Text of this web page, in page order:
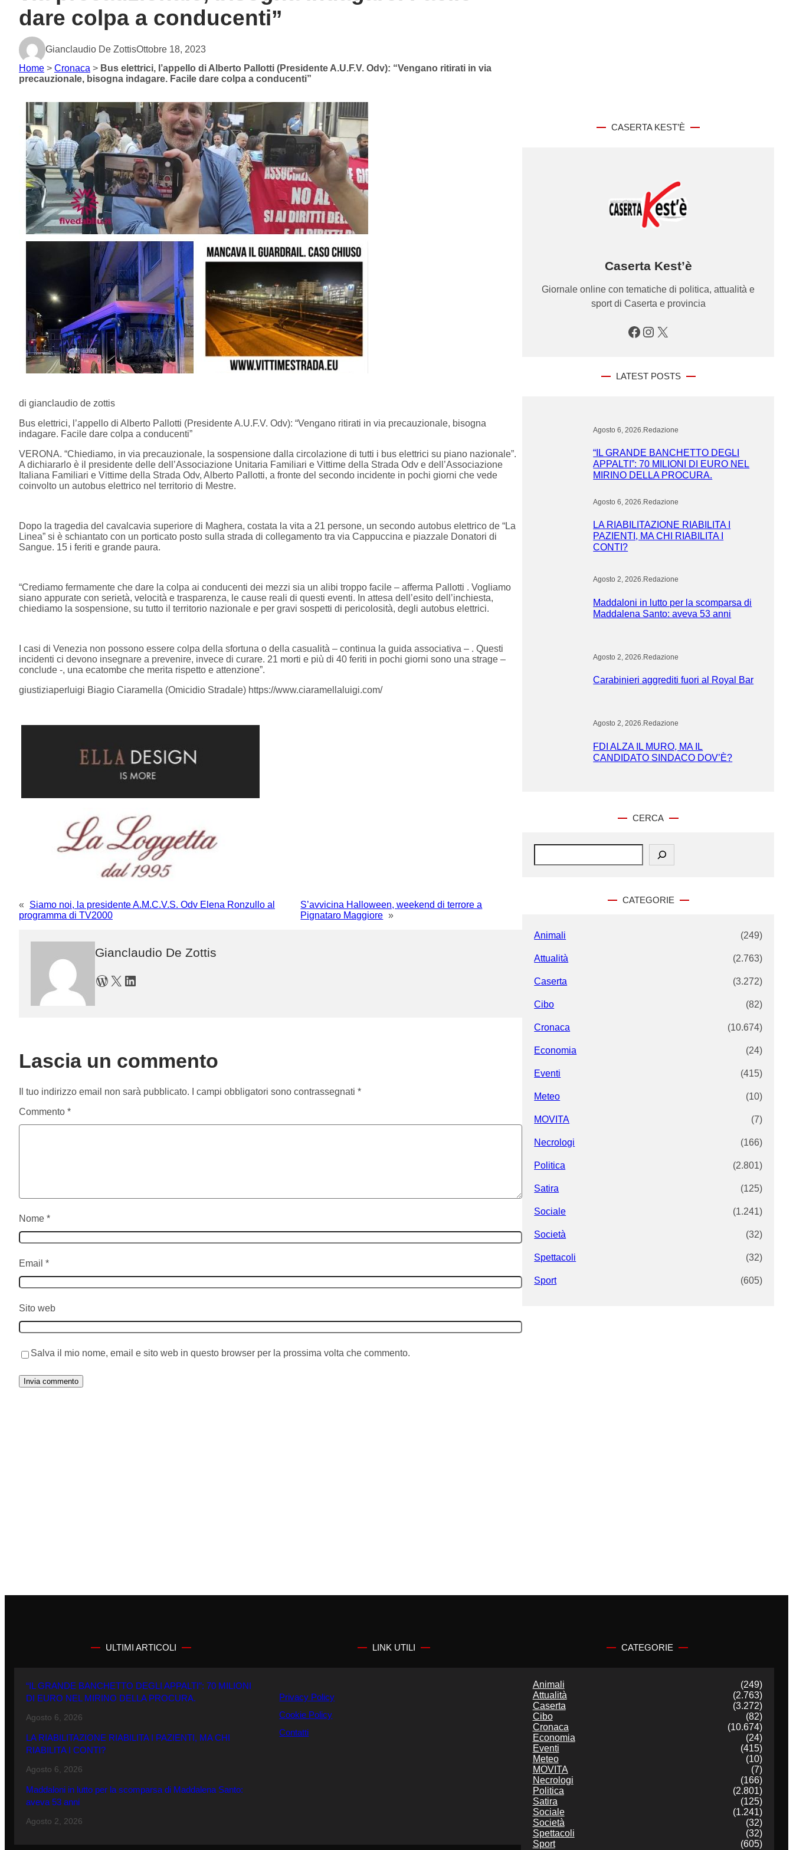
dare colpa a conducenti”
Gianclaudio De ZottisOttobre 18, 2023
Home > Cronaca > Bus elettrici, l’appello di Alberto Pallotti (Presidente A.U.F.V. Odv): “Vengano ritirati in via
precauzionale, bisogna indagare. Facile dare colpa a conducenti”
di gianclaudio de zottis
Bus elettrici, l’appello di Alberto Pallotti (Presidente A.U.F.V. Odv): “Vengano ritirati in via precauzionale, bisogna
indagare. Facile dare colpa a conducenti”
VERONA. “Chiediamo, in via precauzionale, la sospensione dalla circolazione di tutti i bus elettrici su piano nazionale”.
A dichiararlo è il presidente delle dell’Associazione Unitaria Familiari e Vittime della Strada Odv e dell’Associazione
Italiana Familiari e Vittime della Strada Odv, Alberto Pallotti, a fronte del secondo incidente in pochi giorni che vede
coinvolto un autobus elettrico nel territorio di Mestre.
Dopo la tragedia del cavalcavia superiore di Maghera, costata la vita a 21 persone, un secondo autobus elettrico de “La
Linea” si è schiantato con un porticato posto sulla strada di collegamento tra via Cappuccina e piazzale Donatori di
Sangue. 15 i feriti e grande paura.
“Crediamo fermamente che dare la colpa ai conducenti dei mezzi sia un alibi troppo facile – afferma Pallotti . Vogliamo
siano appurate con serietà, velocità e trasparenza, le cause reali di questi eventi. In attesa dell’esito dell’inchiesta,
chiediamo la sospensione, su tutto il territorio nazionale e per gravi sospetti di pericolosità, degli autobus elettrici.
I casi di Venezia non possono essere colpa della sfortuna o della casualità – continua la guida associativa – . Questi
incidenti ci devono insegnare a prevenire, invece di curare. 21 morti e più di 40 feriti in pochi giorni sono una strage –
conclude -, una ecatombe che merita rispetto e attenzione”.
giustiziaperluigi Biagio Ciaramella (Omicidio Stradale) https://www.ciaramellaluigi.com/
«
Siamo noi, la presidente A.M.C.V.S. Odv Elena Ronzullo al
programma di TV2000
S’avvicina Halloween, weekend di terrore a
Pignataro Maggiore »
Gianclaudio De Zottis
WordPress X LinkedIn
Lascia un commento
Il tuo indirizzo email non sarà pubblicato. I campi obbligatori sono contrassegnati *
Commento *
Nome *
Email *
Sito web
Salva il mio nome, email e sito web in questo browser per la prossima volta che commento.
CASERTA KEST’È
Caserta Kest’è
Giornale online con tematiche di politica, attualità e
sport di Caserta e provincia
Facebook Instagram X
LATEST POSTS
Agosto 6, 2026 Redazione
“IL GRANDE BANCHETTO DEGLI
APPALTI”: 70 MILIONI DI EURO NEL
MIRINO DELLA PROCURA.
Agosto 6, 2026 Redazione
LA RIABILITAZIONE RIABILITA I
PAZIENTI, MA CHI RIABILITA I
CONTI?
Agosto 2, 2026.Redazione
Maddaloni in lutto per la scomparsa di
Maddalena Santo: aveva 53 anni
Agosto 2, 2026 Redazione
Carabinieri aggrediti fuori al Royal Bar
Agosto 2, 2026.Redazione
FDI ALZA IL MURO, MA IL
CANDIDATO SINDACO DOV’È?
CERCA
S
CATEGORIE
Animali (249)
Attualità (2.763)
Caserta (3.272)
Cibo (82)
Cronaca (10.674)
Economia (24)
Eventi (415)
Meteo (10)
MOVITA (7)
Necrologi (166)
Politica (2.801)
Satira (125)
Sociale (1.241)
Società (32)
Spettacoli (32)
Sport (605)
ULTIMI ARTICOLI
“IL GRANDE BANCHETTO DEGLI APPALTI”: 70 MILIONI
DI EURO NEL MIRINO DELLA PROCURA.
Agosto 6, 2026
LA RIABILITAZIONE RIABILITA I PAZIENTI, MA CHI
RIABILITA I CONTI?
Agosto 6, 2026
Maddaloni in lutto per la scomparsa di Maddalena Santo:
aveva 53 anni
Agosto 2, 2026
LINK UTILI
Privacy Policy
Cookie Policy
Contatti
CATEGORIE
Animali
(249)
Attualità
(2.763)
Caserta
(3.272)
Cibo
(82)
Cronaca
(10.674)
Economia
(24)
Eventi
(415)
Meteo
(10)
MOVITA
(7)
Necrologi
(166)
Politica
(2.801)
Satira
(125)
Sociale
(1.241)
Società
(32)
Spettacoli
(32)
Sport
(605)